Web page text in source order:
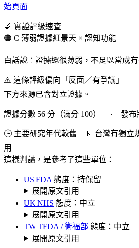
始頁面
🔬 實證評級速查
🟠 C 薄弱證據紅景天 × 認知功能
白話說：證據還很薄弱，不足以當成有
⚠️ 這條評級偏向「反面／有爭議」——
下方來源已含對立證據。
證據分數 56 分（滿分 100） · 發布
🕒 主要研究年代較舊🇹🇼 台灣有獨立
用
這樣判讀，是參考了這些單位：
US FDA 態度：持保留
展開原文引用
UK NHS 態度：中立
展開原文引用
TW TFDA / 衛福部 態度：中立
展開原文引用